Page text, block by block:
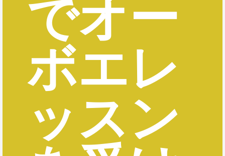
でオー
ボエレ
ッスン